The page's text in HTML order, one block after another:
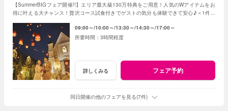
【SummerBIGフェア開催!!】エリア最大級130万特典をご用意！人気のWアイテムをお
得に叶える大チャンス！贅沢コース試食付きでゲストの気分も体験できて安心♪＜1件目
09:00～ 10:00～ 13:30～ 14:30～ 17:00～
3時間程度
詳しくみる フェア予約
同日開催の他のフェアを見る(7件)